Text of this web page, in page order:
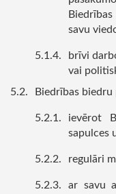
savu
brīvi
vai
Biedrības biedru
ievērot
sapulces
regulāri
ar savu